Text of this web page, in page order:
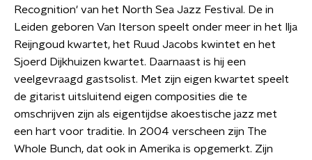
Recognition' van het North Sea Jazz Festival. De in
Leiden geboren Van Iterson speelt onder meer in het Ilja
Reijngoud kwartet, het Ruud Jacobs kwintet en het
Sjoerd Dijkhuizen kwartet. Daarnaast is hij een
veelgevraagd gastsolist. Met zijn eigen kwartet speelt
de gitarist uitsluitend eigen composities die te
omschrijven zijn als eigentijdse akoestische jazz met
een hart voor traditie. In 2004 verscheen zijn The
Whole Bunch, dat ook in Amerika is opgemerkt. Zijn